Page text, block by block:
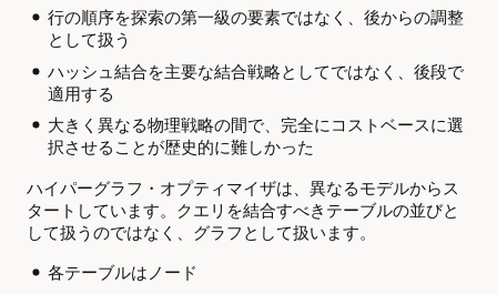
行の順序を探索の第一級の要素ではなく、後からの調整
として扱う
ハッシュ結合を主要な結合戦略としてではなく、後段で
適用する
大きく異なる物理戦略の間で、完全にコストベースに選
択させることが歴史的に難しかった
ハイパーグラフ・オプティマイザは、異なるモデルからス
タートしています。クエリを結合すべきテーブルの並びと
して扱うのではなく、グラフとして扱います。
各テーブルはノード